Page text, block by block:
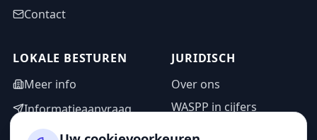
Contact
LOKALE BESTUREN
Meer info
Informatieaanvraag
Adminzone
JURIDISCH
Over ons
WASPP in cijfers